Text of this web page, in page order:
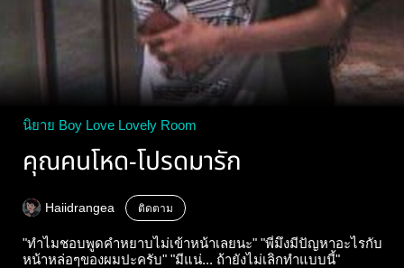
นิยาย Boy Love Lovely Room
คุณคนโหด-โปรดมารัก
Haiidrangea ติดตาม
"ทำไมชอบพูดคำหยาบไม่เข้าหน้าเลยนะ" "พี่มึงมีปัญหาอะไรกับ
หน้าหล่อๆของผมปะครับ" "มีแน่... ถ้ายังไม่เลิกทำแบบนี้"